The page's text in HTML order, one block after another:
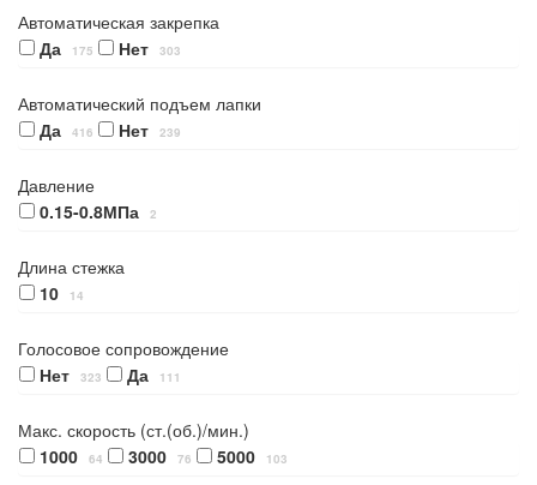
Автоматическая закрепка
Да
175 Нет 303
Автоматический подъем лапки
Да
416 Нет 239
Давление
0.15-0.8МПа
2
Длина стежка
10
14
Голосовое сопровождение
Нет
323 Да 111
Макс. скорость (ст.(об.)/мин.)
1000
64 3000 76 5000 103